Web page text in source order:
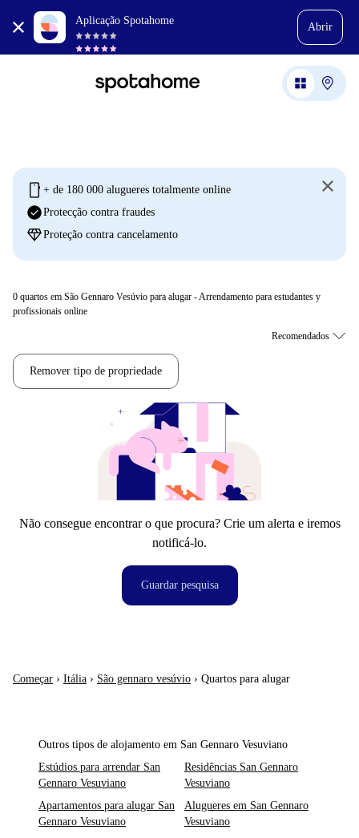
Aplicação Spotahome
Abrir
mobile + de 180 000 alugueres totalmente online
check_circleProtecção contra fraudes
diamondProteção contra cancelamento
0 quartos em São Gennaro Vesúvio para alugar - Arrendamento para estudantes y
profissionais online
Remover tipo de propriedade
Não consegue encontrar o que procura? Crie um alerta e iremos
notificá-lo.
Guardar pesquisa
Começar › Itália › São gennaro vesúvio › Quartos para alugar
Outros tipos de alojamento em San Gennaro Vesuviano
Estúdios para arrendar San
Gennaro Vesuviano
Residências San Gennaro
Vesuviano
Apartamentos para alugar San
Gennaro Vesuviano
Alugueres em San Gennaro
Vesuviano